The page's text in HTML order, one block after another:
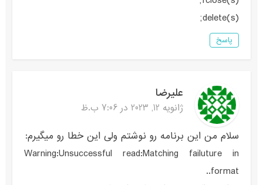
delete(s);
پاسخ
علیرضا
ژانویه 12, 2023 در 7:06 ب.ظ
سلام من این برنامه رو نوشتم ولی این خطا رو میگیرم:
Warning:Unsuccessful read:Matching failuture in
format..